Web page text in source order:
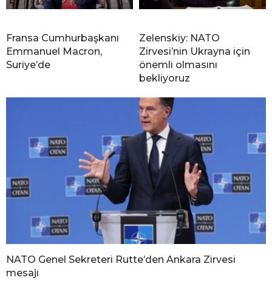
Fransa Cumhurbaşkanı
Emmanuel Macron,
Suriye’de
Zelenskiy: NATO
Zirvesi’nin Ukrayna için
önemli olmasını
bekliyoruz
NATO Genel Sekreteri Rutte’den Ankara Zirvesi
mesajı